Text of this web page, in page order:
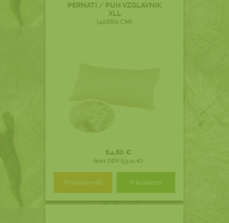
PERNATI / PUH VZGLAVNIK
XLL
(40X80 CM)
64,80 €
brez DDV (53,11 €)
Podrobnosti V košarico